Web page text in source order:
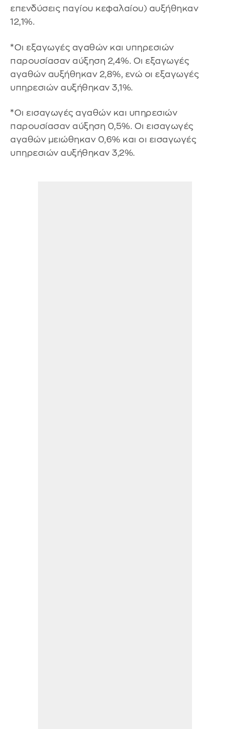
επενδύσεις παγίου κεφαλαίου) αυξήθηκαν
12,1%.
*Οι εξαγωγές αγαθών και υπηρεσιών
παρουσίασαν αύξηση 2,4%. Οι εξαγωγές
αγαθών αυξήθηκαν 2,8%, ενώ οι εξαγωγές
υπηρεσιών αυξήθηκαν 3,1%.
*Οι εισαγωγές αγαθών και υπηρεσιών
παρουσίασαν αύξηση 0,5%. Οι εισαγωγές
αγαθών μειώθηκαν 0,6% και οι εισαγωγές
υπηρεσιών αυξήθηκαν 3,2%.